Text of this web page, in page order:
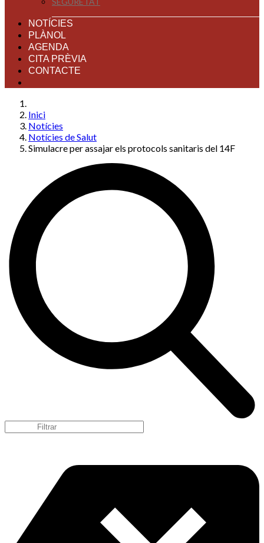
NOTÍCIES
PLÀNOL
AGENDA
CITA PRÈVIA
CONTACTE
Inici
Notícies
Notícies de Salut
Simulacre per assajar els protocols sanitaris del 14F